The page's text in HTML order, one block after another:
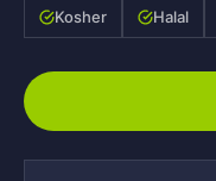
Kosher Halal